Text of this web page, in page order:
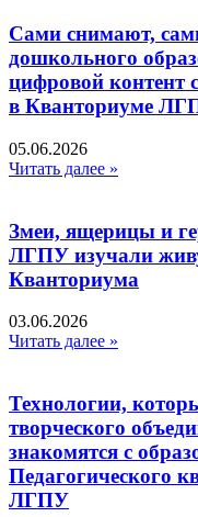
Сами снимают,
дошкольного
цифровой контент
в Кванториуме
05.06.2026
Читать далее »
Змеи, ящерицы и
ЛГПУ изучали
Кванториума
03.06.2026
Читать далее »
Технологии,
творческого
знакомятся с
Педагогического
ЛГПУ